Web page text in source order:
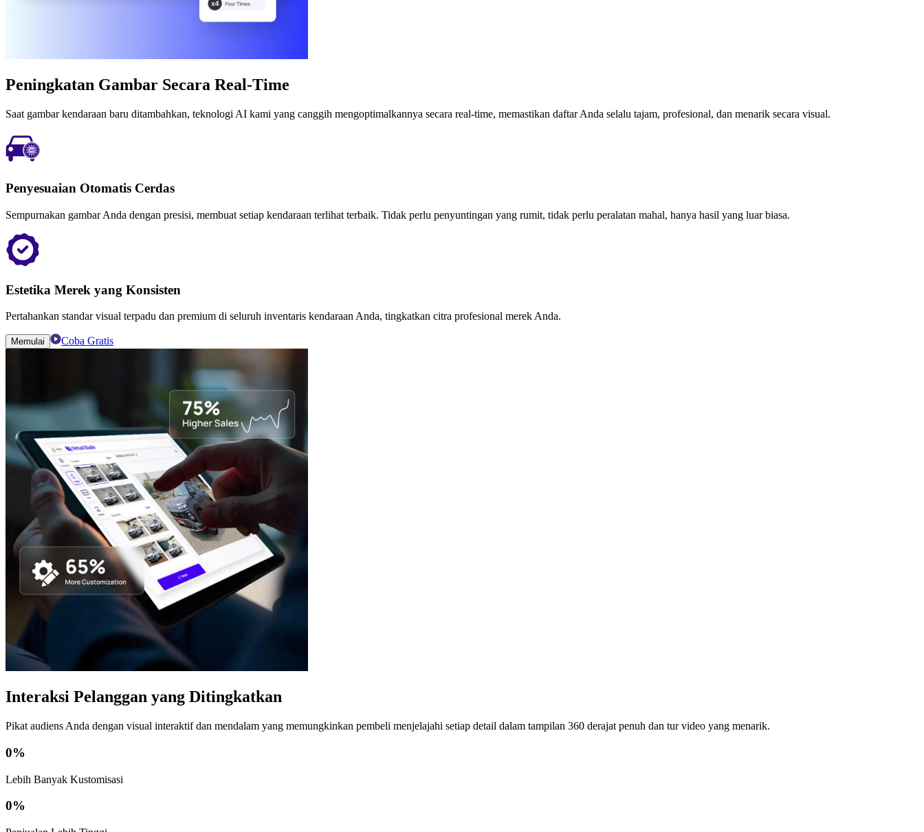
Peningkatan Gambar Secara Real-Time
Saat gambar kendaraan baru ditambahkan, teknologi AI kami yang canggih mengoptimalkannya secara real-time, memastikan daftar Anda selalu tajam, profesional, dan menarik secara visual.
Penyesuaian Otomatis Cerdas
Sempurnakan gambar Anda dengan presisi, membuat setiap kendaraan terlihat terbaik. Tidak perlu penyuntingan yang rumit, tidak perlu peralatan mahal, hanya hasil yang luar biasa.
Estetika Merek yang Konsisten
Pertahankan standar visual terpadu dan premium di seluruh inventaris kendaraan Anda, tingkatkan citra profesional merek Anda.
Memulai Coba Gratis
Interaksi Pelanggan yang Ditingkatkan
Pikat audiens Anda dengan visual interaktif dan mendalam yang memungkinkan pembeli menjelajahi setiap detail dalam tampilan 360 derajat penuh dan tur video yang menarik.
0%
Lebih Banyak Kustomisasi
0%